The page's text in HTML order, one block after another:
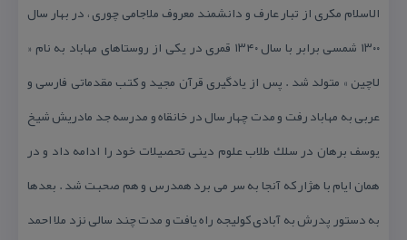
الاسلام مكری از تبار عارف و دانشمند معروف ملاجامی چوری ، در بهار سال
۱۳۰۰ شمسی برابر با سال ۱۳۴۰ قمری در یكی از روستاهای مهاباد به نام «
لاچین » متولد شد . پس از یادگیری قرآن مجید و كتب مقدماتی فارسی و
عربی به مهاباد رفت و مدت چهار سال در خانقاه و مدرسه جد مادریش شیخ
یوسف برهان در سلك طلاب علوم دینی تحصیلات خود را ادامه داد و در
همان ایام با هژار كه آنجا به سر می برد همدرس و هم صحبت شد . بعدها
به دستور پدرش به آبادی كولیجه راه یافت و مدت چند سالی نزد ملا احمد